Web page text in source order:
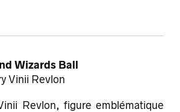
Wizards Ball
Vinii Revlon
Revlon, figure emblématique